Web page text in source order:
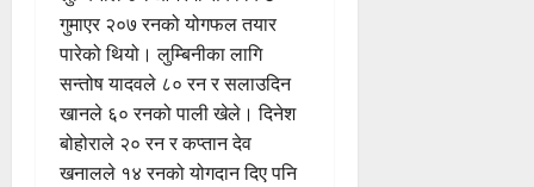
गुमाएर २०७ रनको योगफल तयार
पारेको थियो। लुम्बिनीका लागि
सन्तोष यादवले ८० रन र सलाउदिन
खानले ६० रनको पाली खेले। दिनेश
बोहोराले २० रन र कप्तान देव
खनालले १४ रनको योगदान दिए पनि